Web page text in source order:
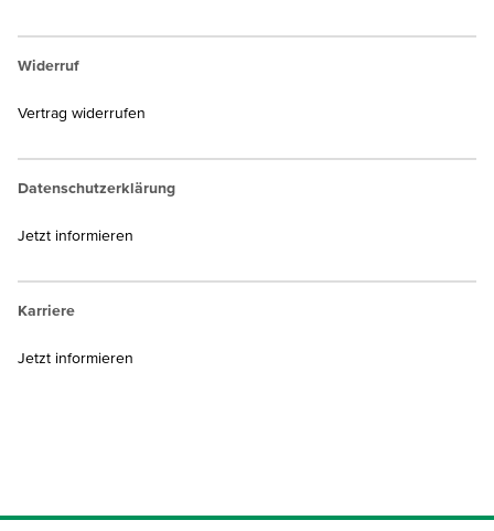
Widerruf
Vertrag widerrufen
Datenschutzerklärung
Jetzt informieren
Karriere
Jetzt informieren